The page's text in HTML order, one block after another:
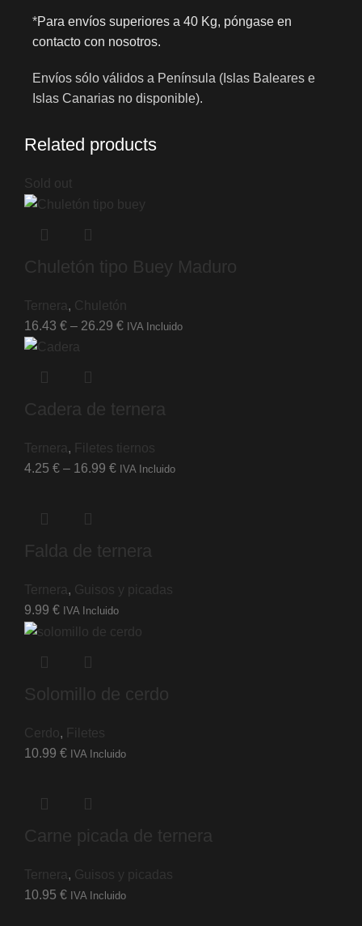
*Para envíos superiores a 40 Kg, póngase en
contacto con nosotros.
Envíos sólo válidos a Península (Islas Baleares e
Islas Canarias no disponible).
Related products
Sold out
Chuletón tipo Buey Maduro
Ternera, Chuletón
16.43 € – 26.29 € IVA Incluido
Cadera de ternera
Ternera, Filetes tiernos
4.25 € – 16.99 € IVA Incluido
Falda de ternera
Ternera, Guisos y picadas
9.99 € IVA Incluido
Solomillo de cerdo
Cerdo, Filetes
10.99 € IVA Incluido
Carne picada de ternera
Ternera, Guisos y picadas
10.95 € IVA Incluido